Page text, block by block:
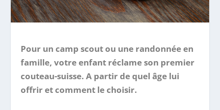
Pour un camp scout ou une randonnée en
famille, votre enfant réclame son premier
couteau-suisse. A partir de quel âge lui
offrir et comment le choisir.